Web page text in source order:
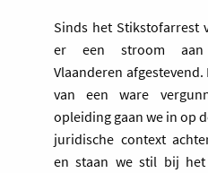
Sinds het Stikstofarrest
er een stroom aan
Vlaanderen
van een ware
opleiding gaan we in op
juridische context
en staan we stil bij